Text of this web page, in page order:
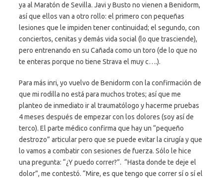
ya al Maratón de Sevilla. Javi y Busto no vienen a Benidorm,
así que ellos van a otro rollo: el primero con pequeñas
lesiones que le impiden tener continuidad; el segundo, con
conciertos, cenitas y demás vida social (lo que trasciende),
pero entrenando en su Cañada como un toro (de lo que no
te enteras porque no tiene Strava el muy c….).
Para más inri, yo vuelvo de Benidorm con la confirmación de
que mi rodilla no está para muchos trotes; así que me
planteo de inmediato ir al traumatólogo y hacerme pruebas
4 meses después de empezar con los dolores (soy así de
terco). El parte médico confirma que hay un “pequeño
destrozo” articular pero que se puede evitar la cirugía y que
lo vamos a combatir con sesiones de fuerza. Sólo le hice
una pregunta: “¿Y puedo correr?”. “Hasta donde te deje el
dolor”, me contestó. “Mire, es que tengo que correr sí o sí el